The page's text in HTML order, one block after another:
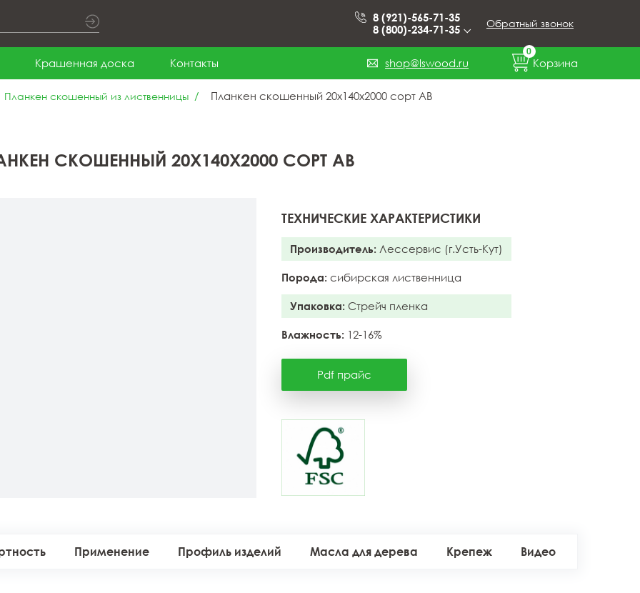
8 (921)-565-71-35
8 (800)-234-71-35
Обратный звонок
Крашенная доска Контакты shop@lswood.ru
0
Корзина
Планкен скошенный из лиственницы Планкен скошенный 20x140x2000 сорт АВ
СКОШЕННЫЙ 20X140X2000 СОРТ АВ
ТЕХНИЧЕСКИЕ ХАРАКТЕРИСТИКИ
Производитель: Лессервис (г.Усть-Кут)
Порода: сибирская лиственница
Упаковка: Стрейч пленка
Влажность: 12-16%
Pdf прайс
Применение Профиль изделий Масла для дерева Крепеж Видео